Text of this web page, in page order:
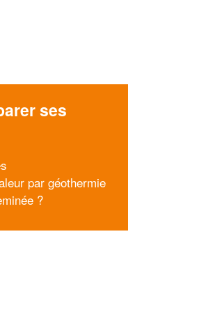
ses
par géothermie
?